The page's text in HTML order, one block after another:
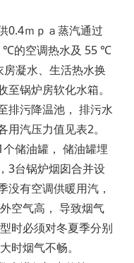
0.4ｍｐａ蒸汽通过
℃的空调热水及 55 ℃
凝水、生活热水换
锅炉房软化水箱。
排污降温池， 排污水
汽压力值见表2。
储油罐， 储油罐埋
3台锅炉烟囱合并设
没有空调供暖用汽，
空气高， 导致烟气
时必须对冬夏季分别
时烟气不畅。